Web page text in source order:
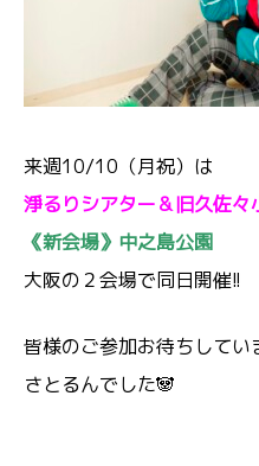
来週10/10（月祝）は
淨るりシアター＆旧久佐々
《新会場》中之島公園
大阪の２会場で同日開催!!
皆様のご参加お待ちして
さとるんでした🐼